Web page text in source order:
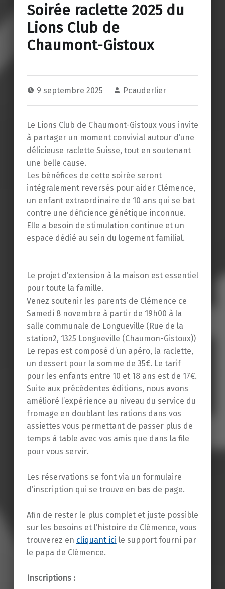
Soirée raclette 2025 du
Lions Club de
Chaumont-Gistoux
9 septembre 2025 Pcauderlier
Le Lions Club de Chaumont-Gistoux vous invite
à partager un moment convivial autour d’une
délicieuse raclette Suisse, tout en soutenant
une belle cause.
Les bénéfices de cette soirée seront
intégralement reversés pour aider Clémence,
un enfant extraordinaire de 10 ans qui se bat
contre une déficience génétique inconnue.
Elle a besoin de stimulation continue et un
espace dédié au sein du logement familial.
Le projet d’extension à la maison est essentiel
pour toute la famille.
Venez soutenir les parents de Clémence ce
Samedi 8 novembre à partir de 19h00 à la
salle communale de Longueville (Rue de la
station2, 1325 Longueville (Chaumon-Gistoux))
Le repas est composé d’un apéro, la raclette,
un dessert pour la somme de 35€. Le tarif
pour les enfants entre 10 et 18 ans est de 17€.
Suite aux précédentes éditions, nous avons
amélioré l’expérience au niveau du service du
fromage en doublant les rations dans vos
assiettes vous permettant de passer plus de
temps à table avec vos amis que dans la file
pour vous servir.
Les réservations se font via un formulaire
d’inscription qui se trouve en bas de page.
Afin de rester le plus complet et juste possible
sur les besoins et l’histoire de Clémence, vous
trouverez en cliquant ici le support fourni par
le papa de Clémence.
Inscriptions :